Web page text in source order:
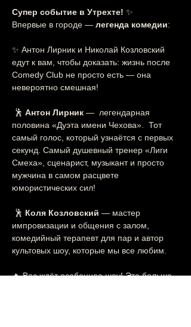
Супер событие в Утрехте! ✨
Впервые в городе — легенда комедии:
✨ Антон Лирник и Николай Козловский
едут к вам, чтобы доказать: жизнь после
Comedy Club не просто есть — она
невероятно смешная!
🕺 Антон Лирник —  легендарная
половина «Дуэта имени Чехова».  Тот
самый голос, который узнаётся с первых
секунд. Самый душевный тренер «Лиги
Смеха», сценарист, музыкант и просто
мужчина в самом расцвете
юмористических сил!
🕺 Коля Козловский — мастер
импровизации и общения с залом,
комедийный терапевт для пар и автор
культовых шоу, которые мы все любим.
🔥 Вас ждёт особенное шоу! Это больше,